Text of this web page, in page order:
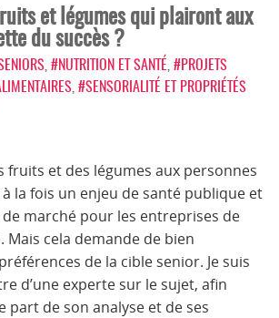
et légumes qui plairont aux
du succès ?
#NUTRITION ET SANTÉ #PROJETS
#SENSORIALITÉ ET PROPRIÉTÉS
fruits et des légumes aux personnes
à la fois un enjeu de santé publique et
marché pour les entreprises de
Mais cela demande de bien
de la cible senior. Je suis
d’une experte sur le sujet, afin
part de son analyse et de ses